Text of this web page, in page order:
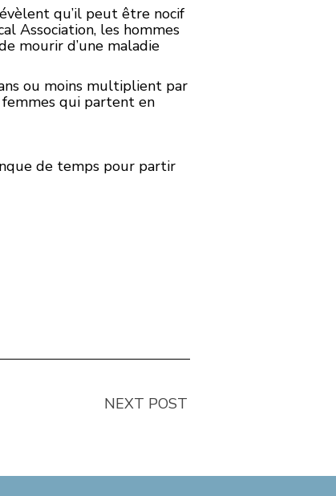
qu’il peut être nocif
Association, les hommes
mourir d’une maladie
ou moins multiplient par
femmes qui partent en
de temps pour partir
NEXT POST